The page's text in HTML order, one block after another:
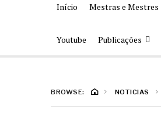
Início Mestras e Mestres
Youtube Publicações
BROWSE: NOTICIAS